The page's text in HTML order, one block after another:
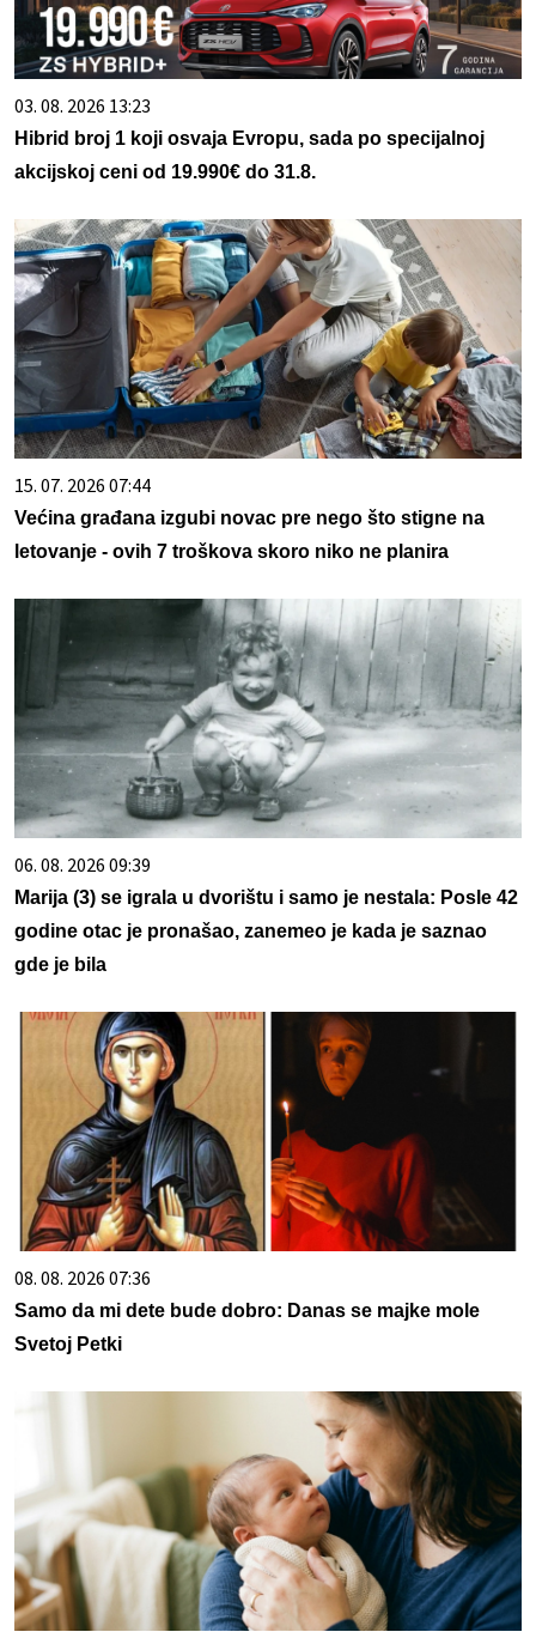
03. 08. 2026 13:23
Hibrid broj 1 koji osvaja Evropu, sada po specijalnoj
akcijskoj ceni od 19.990€ do 31.8.
15. 07. 2026 07:44
Većina građana izgubi novac pre nego što stigne na
letovanje - ovih 7 troškova skoro niko ne planira
06. 08. 2026 09:39
Marija (3) se igrala u dvorištu i samo je nestala: Posle 42
godine otac je pronašao, zanemeo je kada je saznao
gde je bila
08. 08. 2026 07:36
Samo da mi dete bude dobro: Danas se majke mole
Svetoj Petki